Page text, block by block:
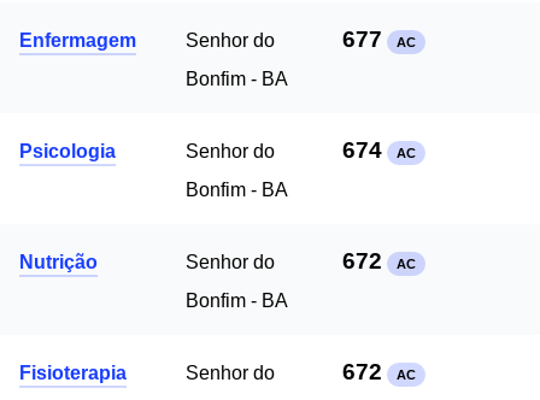
Enfermagem
Senhor do
Bonfim - BA
677 AC
Psicologia
Senhor do
Bonfim - BA
674 AC
Nutrição
Senhor do
Bonfim - BA
672 AC
Fisioterapia
Senhor do
672 AC